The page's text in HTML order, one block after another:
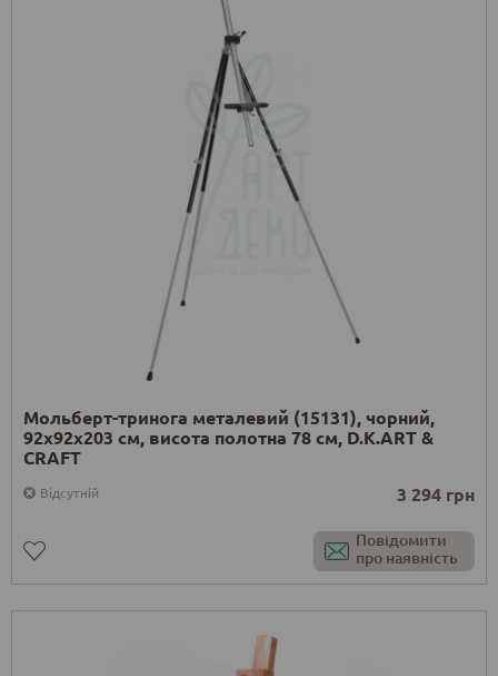
Мольберт-тринога металевий (15131), чорний,
92х92х203 см, висота полотна 78 см, D.K.ART &
CRAFT
Відсутній 3 294 грн
Повідомити
про наявність